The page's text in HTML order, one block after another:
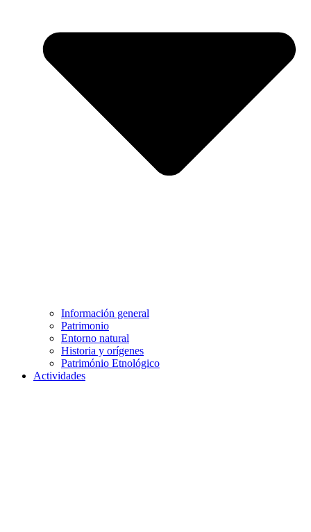
Información general
Patrimonio
Entorno natural
Historia y orígenes
Património Etnológico
Actividades